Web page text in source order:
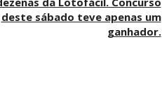
deste sábado teve apenas um
ganhador.